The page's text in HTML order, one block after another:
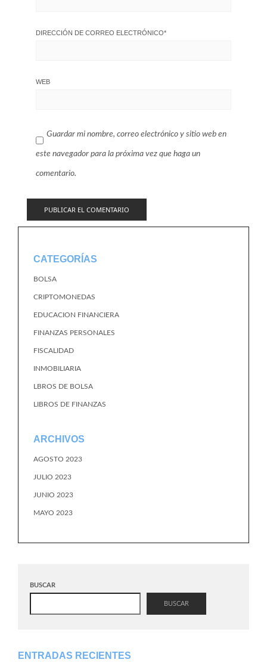
DIRECCIÓN DE CORREO ELECTRÓNICO*
WEB
Guardar mi nombre, correo electrónico y sitio web en
este navegador para la próxima vez que haga un
comentario.
CATEGORÍAS
BOLSA
CRIPTOMONEDAS
EDUCACION FINANCIERA
FINANZAS PERSONALES
FISCALIDAD
INMOBILIARIA
LBROS DE BOLSA
LIBROS DE FINANZAS
ARCHIVOS
AGOSTO 2023
JULIO 2023
JUNIO 2023
MAYO 2023
BUSCAR
BUSCAR
ENTRADAS RECIENTES